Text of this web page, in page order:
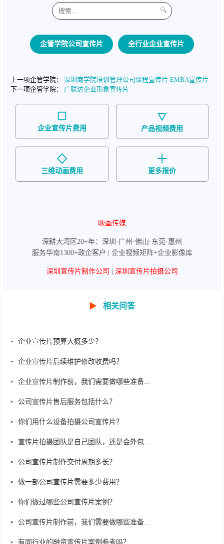
🔍
企管学院公司宣传片 全行业企业宣传片
上一项企管学院： 深圳商学院培训管理公司课程宣传片-EMBA宣传片
下一项企管学院： 广联达企业形象宣传片
企业宣传片费用 产品视频费用
三维动画费用 更多报价
映画传媒
深耕大湾区20+年：深圳·广州·佛山·东莞·惠州
服务华南1300+政企客户 | 企业视频矩阵+企业影像库
深圳宣传片制作公司 深圳宣传片拍摄公司
▶ 相关问答
企业宣传片预算大概多少？
企业宣传片后续维护修改收费吗？
企业宣传片制作前，我们需要做哪些准备...
公司宣传片售后服务包括什么？
你们用什么设备拍摄公司宣传片？
宣传片拍摄团队是自己团队，还是会外包...
公司宣传片制作交付周期多长？
做一部公司宣传片需要多少费用？
你们做过哪些公司宣传片案例？
公司宣传片制作前，我们需要做哪些准备...
有同行业的融资宣传片案例参考吗？